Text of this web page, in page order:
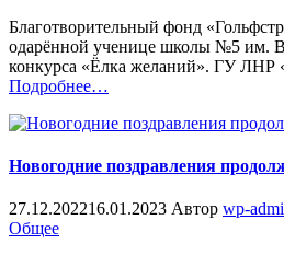
Благотворительный фонд
одарённой ученице школы №5 им.
конкурса «Ёлка желаний». ГУ
Подробнее«%s»
…
Новогодние поздравления
27.12.202216.01.2023 Автор wp-
Общее